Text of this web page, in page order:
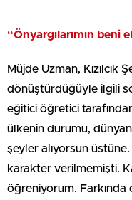
“Önyargılarımın beni
Müjde Uzman, Kızılcık
dönüştürdüğüyle ilgili
eğitici öğretici
ülkenin durumu,
şeyler alıyorsun
karakter verilmemişti.
öğreniyorum. Farkında